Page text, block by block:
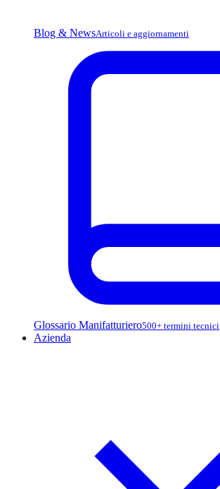
Blog & NewsArticoli e aggiornamenti
Glossario Manifatturiero500+ termini tecnici
Azienda